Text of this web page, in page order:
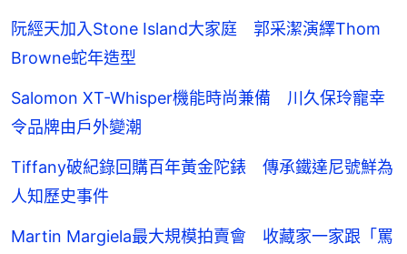
阮經天加入Stone Island大家庭 郭采潔演繹Thom
Browne蛇年造型
Salomon XT-Whisper機能時尚兼備 川久保玲寵幸
令品牌由戶外變潮
Tiffany破紀錄回購百年黃金陀錶 傳承鐵達尼號鮮為
人知歷史事件
Martin Margiela最大規模拍賣會 收藏家一家跟「罵